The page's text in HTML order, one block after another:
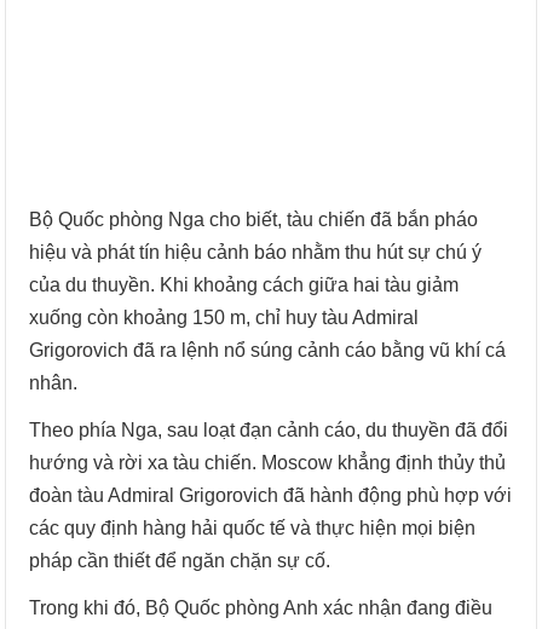
Bộ Quốc phòng Nga cho biết, tàu chiến đã bắn pháo
hiệu và phát tín hiệu cảnh báo nhằm thu hút sự chú ý
của du thuyền. Khi khoảng cách giữa hai tàu giảm
xuống còn khoảng 150 m, chỉ huy tàu Admiral
Grigorovich đã ra lệnh nổ súng cảnh cáo bằng vũ khí cá
nhân.
Theo phía Nga, sau loạt đạn cảnh cáo, du thuyền đã đổi
hướng và rời xa tàu chiến. Moscow khẳng định thủy thủ
đoàn tàu Admiral Grigorovich đã hành động phù hợp với
các quy định hàng hải quốc tế và thực hiện mọi biện
pháp cần thiết để ngăn chặn sự cố.
Trong khi đó, Bộ Quốc phòng Anh xác nhận đang điều